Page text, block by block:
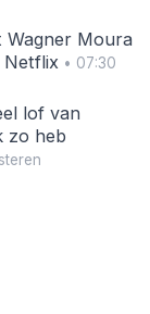
Wagner Moura
Netflix• 07:30
lof van
zo heb